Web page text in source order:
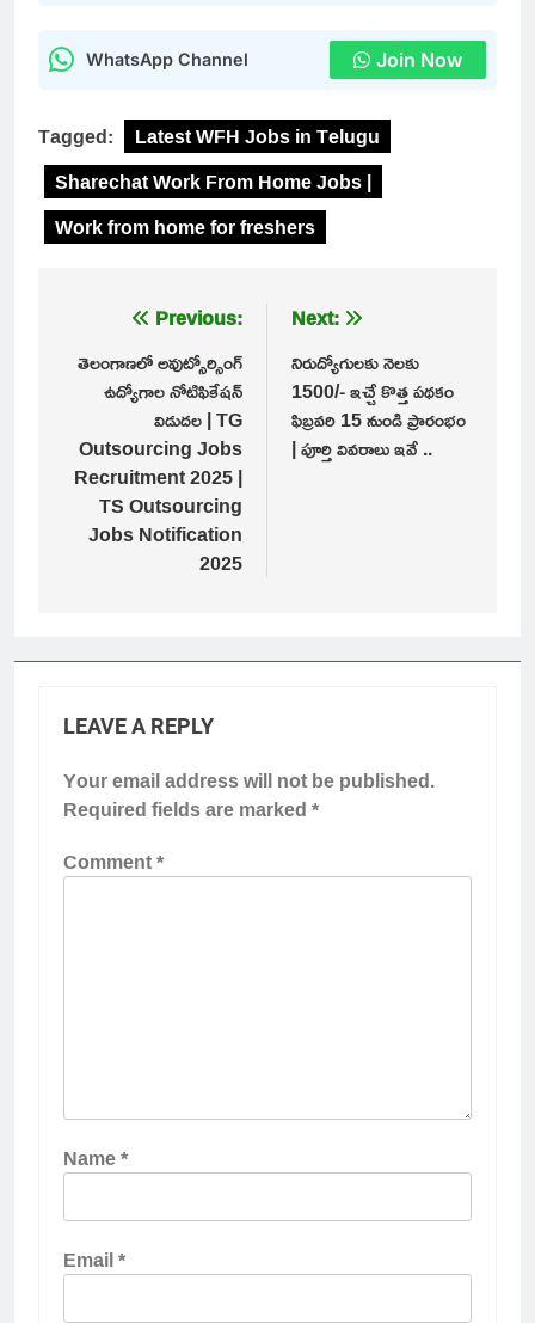
WhatsApp Channel Join Now
Tagged:
Latest WFH Jobs in Telugu
Sharechat Work From Home Jobs |
Work from home for freshers
navigation
Previous:
తెలంగాణలో అవుట్సోర్సింగ్
ఉద్యోగాల నోటిఫికేషన్
విడుదల | TG
Outsourcing Jobs
Recruitment 2025 |
TS Outsourcing
Jobs Notification
2025
Next:
నిరుద్యోగులకు నెలకు
1500/- ఇచ్చే కొత్త పథకం
ఫిబ్రవరి 15 నుండి ప్రారంభం
| పూర్తి వివరాలు ఇవే ..
LEAVE A REPLY
Your email address will not be published.
Required fields are marked*
Comment*
Name*
Email*